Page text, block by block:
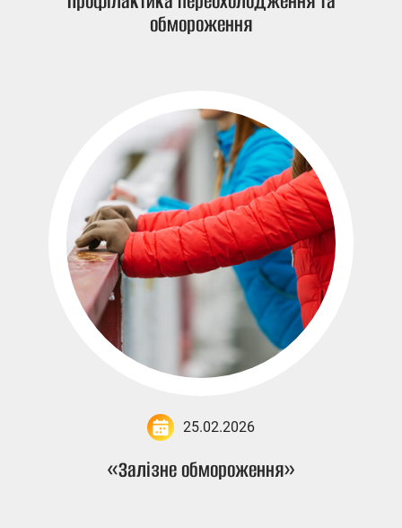
обмороження
25.02.2026
«Залізне обмороження»